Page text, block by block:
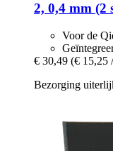
2, 0,4 mm (2
Voor de
€ 30,49 (€ 15,25
Bezorging